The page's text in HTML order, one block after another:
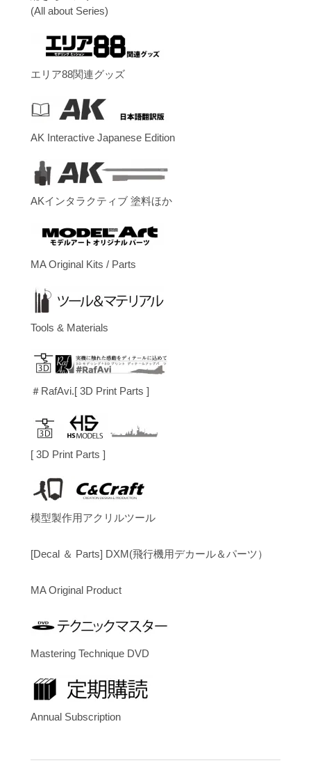
(All about Series)
エリア88関連グッズ
AK Interactive Japanese Edition
AKインタラクティブ 塗料ほか
MA Original Kits / Parts
Tools & Materials
＃RafAvi.[ 3D Print Parts ]
[ 3D Print Parts ]
模型製作用アクリルツール
[Decal ＆ Parts] DXM(飛行機用デカール＆パーツ）
MA Original Product
Mastering Technique DVD
Annual Subscription